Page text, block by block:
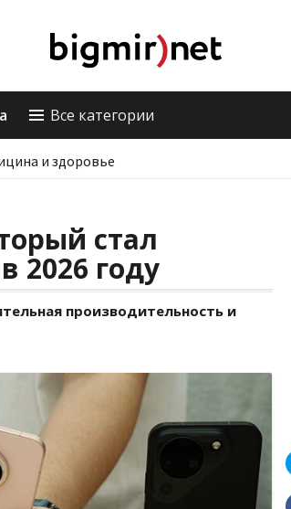
Все категории
и здоровье
стал
2026 году
производительность и